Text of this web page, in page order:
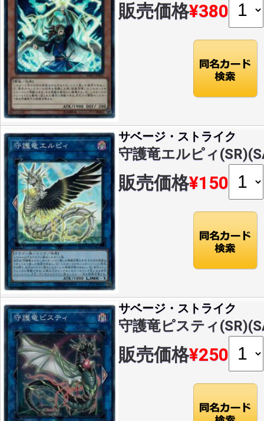
販売価格¥380
サベージ・ストライク
守護竜エルピィ
販売価格¥150
サベージ・ストライク
守護竜ピスティ
販売価格¥250